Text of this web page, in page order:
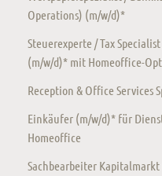
Operations) (m/w/d)*
Steuerexperte / Tax
(m/w/d)* mit Homeoffice-
Reception & Office Services
Einkäufer (m/w/d)* für
Homeoffice
Sachbearbeiter